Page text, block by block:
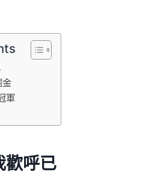
金
軍
歡呼已